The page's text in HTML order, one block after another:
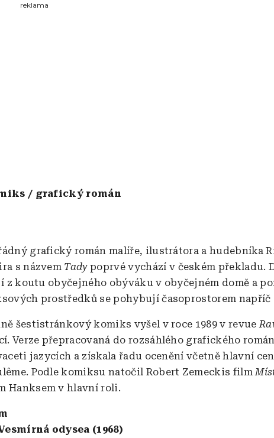
reklama
/ grafický román
grafický román malíře, ilustrátora a hudebníka
s názvem Tadypoprvé vychází v českém překladu.
z koutu obyčejného obýváku v obyčejném domě a
prostředků se pohybují časoprostorem napříč
šestistránkový komiks vyšel v roce 1989 v revue
Verze přepracovaná do rozsáhlého grafického
jazycích a získala řadu ocenění včetně hlavní
Podle komiksu natočil Robert Zemeckis film
Hanksem v hlavní roli.
odysea (1968)